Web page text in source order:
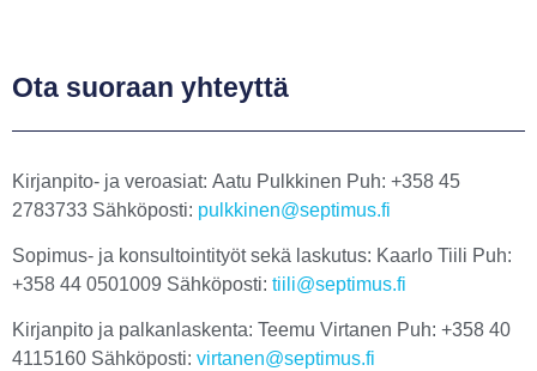
Ota suoraan yhteyttä
Kirjanpito- ja veroasiat: Aatu Pulkkinen Puh: +358 45
2783733 Sähköposti: pulkkinen@septimus.fi
Sopimus- ja konsultointityöt sekä laskutus: Kaarlo Tiili Puh:
+358 44 0501009 Sähköposti: tiili@septimus.fi
Kirjanpito ja palkanlaskenta: Teemu Virtanen Puh: +358 40
4115160 Sähköposti: virtanen@septimus.fi